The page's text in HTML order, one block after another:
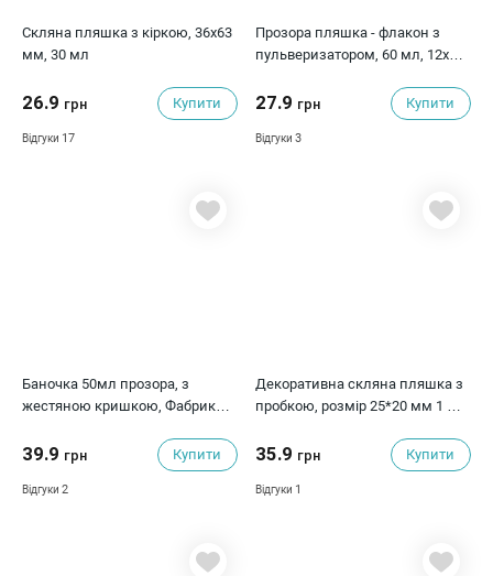
Скляна пляшка з кіркою, 36х63
мм, 30 мл
26.9 грн Купити
Відгуки 17
Прозора пляшка - флакон з
пульверизатором, 60 мл, 12х3.6
27.9 грн Купити
Відгуки3
Баночка 50мл прозора, з
жестяною кришкою, Фабрика
39.9 грн Купити
Відгуки 2
Декоративна скляна пляшка з
пробкою, розмір 25*20 мм 1 мл,
35.9 грн Купити
Відгуки 1